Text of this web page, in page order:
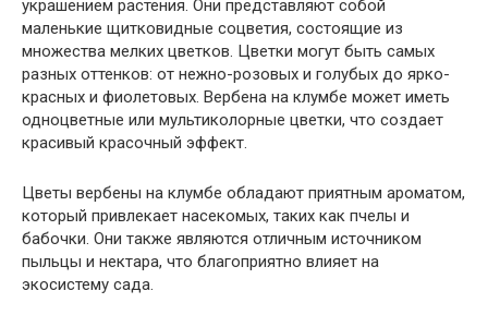
украшением растения. Они представляют собой
маленькие щитковидные соцветия, состоящие из
множества мелких цветков. Цветки могут быть самых
разных оттенков: от нежно-розовых и голубых до ярко-
красных и фиолетовых. Вербена на клумбе может иметь
одноцветные или мультиколорные цветки, что создает
красивый красочный эффект.
Цветы вербены на клумбе обладают приятным ароматом,
который привлекает насекомых, таких как пчелы и
бабочки. Они также являются отличным источником
пыльцы и нектара, что благоприятно влияет на
экосистему сада.